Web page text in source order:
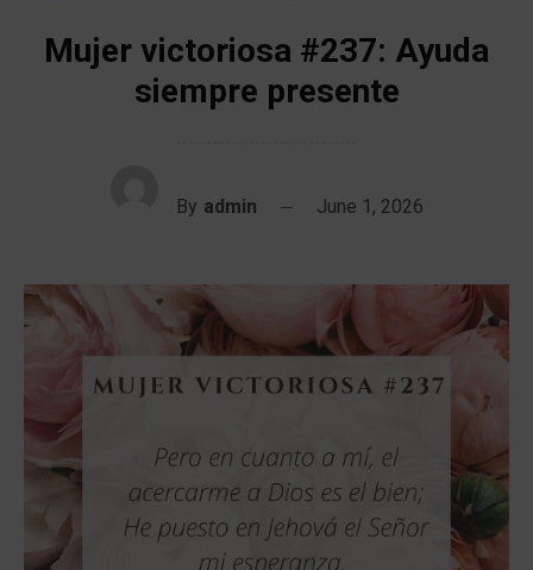
Mujer victoriosa #237: Ayuda
siempre presente
By admin June 1, 2026